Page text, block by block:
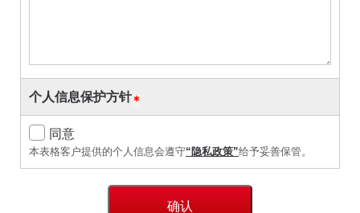
个人信息保护方针
同意
本表格客户提供的个人信息会遵守“隐私政策”给予妥善保管。